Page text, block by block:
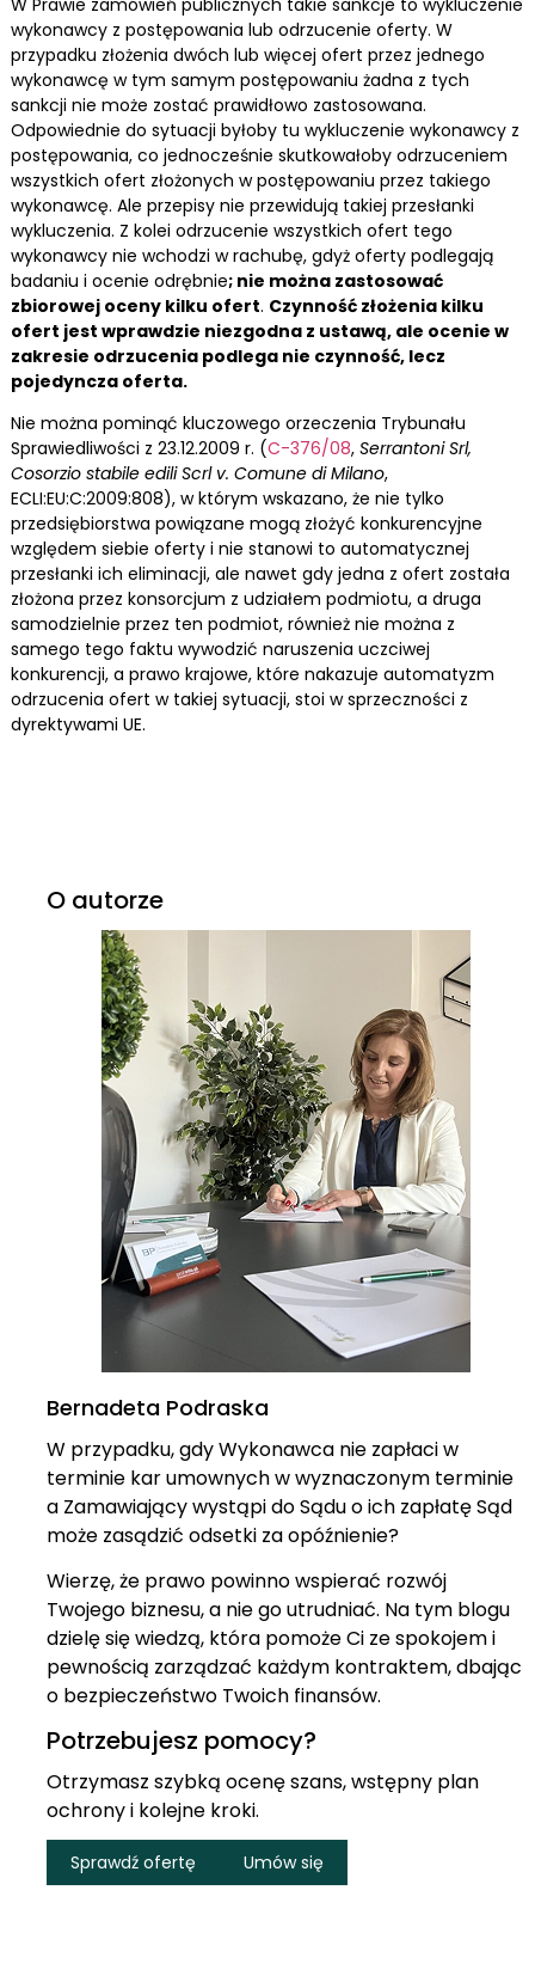
wykonawcy z postępowania lub odrzucenie oferty. W
przypadku złożenia dwóch lub więcej ofert przez jednego
wykonawcę w tym samym postępowaniu żadna z tych
sankcji nie może zostać prawidłowo zastosowana.
Odpowiednie do sytuacji byłoby tu wykluczenie wykonawcy z
postępowania, co jednocześnie skutkowałoby odrzuceniem
wszystkich ofert złożonych w postępowaniu przez takiego
wykonawcę. Ale przepisy nie przewidują takiej przesłanki
wykluczenia. Z kolei odrzucenie wszystkich ofert tego
wykonawcy nie wchodzi w rachubę, gdyż oferty podlegają
badaniu i ocenie odrębnie; nie można zastosować
zbiorowej oceny kilku ofert. Czynność złożenia kilku
ofert jest wprawdzie niezgodna z ustawą, ale ocenie w
zakresie odrzucenia podlega nie czynność, lecz
pojedyncza oferta.
Nie można pominąć kluczowego orzeczenia Trybunału
Sprawiedliwości z 23.12.2009 r. (C-376/08, Serrantoni Srl,
Cosorzio stabile edili Scrl v. Comune di Milano,
ECLI:EU:C:2009:808), w którym wskazano, że nie tylko
przedsiębiorstwa powiązane mogą złożyć konkurencyjne
względem siebie oferty i nie stanowi to automatycznej
przesłanki ich eliminacji, ale nawet gdy jedna z ofert została
złożona przez konsorcjum z udziałem podmiotu, a druga
samodzielnie przez ten podmiot, również nie można z
samego tego faktu wywodzić naruszenia uczciwej
konkurencji, a prawo krajowe, które nakazuje automatyzm
odrzucenia ofert w takiej sytuacji, stoi w sprzeczności z
dyrektywami UE.
O autorze
Bernadeta Podraska
W przypadku, gdy Wykonawca nie zapłaci w
terminie kar umownych w wyznaczonym terminie
a Zamawiający wystąpi do Sądu o ich zapłatę Sąd
może zasądzić odsetki za opóźnienie?
Wierzę, że prawo powinno wspierać rozwój
Twojego biznesu, a nie go utrudniać. Na tym blogu
dzielę się wiedzą, która pomoże Ci ze spokojem i
pewnością zarządzać każdym kontraktem, dbając
o bezpieczeństwo Twoich finansów.
Potrzebujesz pomocy?
Otrzymasz szybką ocenę szans, wstępny plan
ochrony i kolejne kroki.
Sprawdź ofertę Umów się